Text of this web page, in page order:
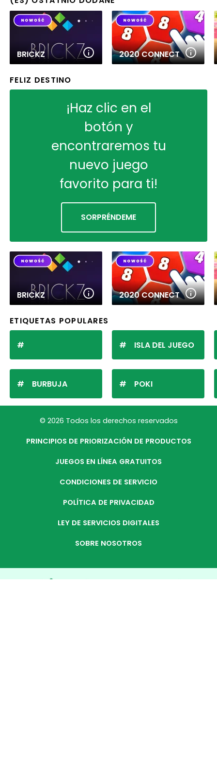
BRICKZ 2020 CONNECT
FELIZ DESTINO
¡Haz clic en el
botón y
encontraremos tu
nuevo juego
favorito para ti!
SORPRÉNDEME
BRICKZ 2020 CONNECT
ETIQUETAS POPULARES
BURBUJA
ISLA DEL JUEGO
POKI
© 2026 Todos los derechos reservados
PRINCIPIOS DE PRIORIZACIÓN DE PRODUCTOS
JUEGOS EN LÍNEA GRATUITOS
CONDICIONES DE SERVICIO
POLÍTICA DE PRIVACIDAD
LEY DE SERVICIOS DIGITALES
SOBRE NOSOTROS